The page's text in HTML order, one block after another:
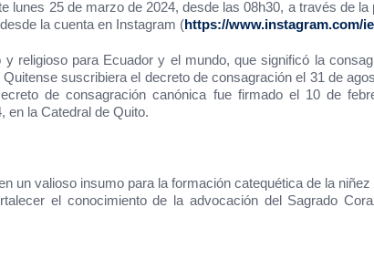
lunes 25 de marzo de 2024, desde las 08h30, a través de
la cuenta en Instagram (https://www.instagram.com/
religioso para Ecuador y el mundo, que significó la
suscribiera el decreto de consagración el 31 de
de consagración canónica fue firmado el 10 de
en la Catedral de Quito.
un valioso insumo para la formación catequética de la
el conocimiento de la advocación del Sagrado